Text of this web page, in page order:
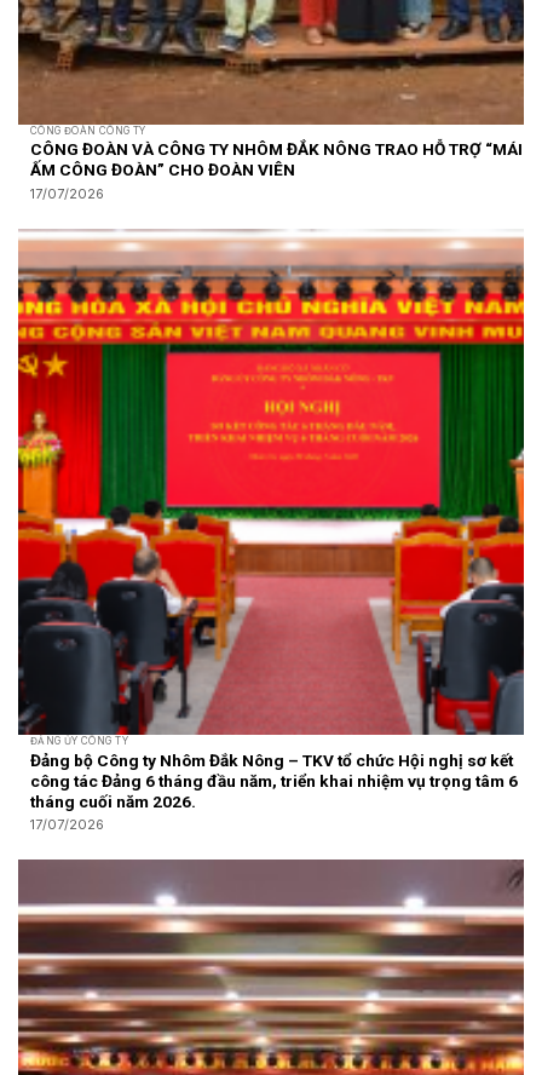
CÔNG ĐOÀN CÔNG TY
CÔNG ĐOÀN VÀ CÔNG TY NHÔM ĐẮK NÔNG TRAO HỖ TRỢ “MÁI
ẤM CÔNG ĐOÀN” CHO ĐOÀN VIÊN
17/07/2026
ĐẢNG ỦY CÔNG TY
Đảng bộ Công ty Nhôm Đắk Nông – TKV tổ chức Hội nghị sơ kết
công tác Đảng 6 tháng đầu năm, triển khai nhiệm vụ trọng tâm 6
tháng cuối năm 2026.
17/07/2026